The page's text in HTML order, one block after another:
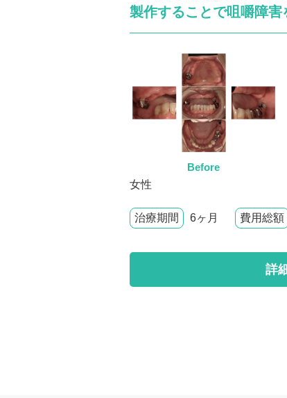
製作することで咀嚼障害
Before
女性
治療期間 6ヶ月 費用総額
詳